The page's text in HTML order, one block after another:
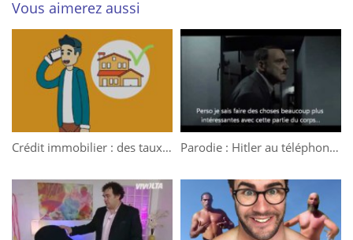
Vous aimerez aussi
Crédit immobilier : des taux d’intérêt historiquement bas Parodie : Hitler au téléphone avec Nabilla